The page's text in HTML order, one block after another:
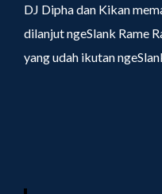
DJ Dipha dan Kikan
dilanjut ngeSlank Rame
yang udah ikutan